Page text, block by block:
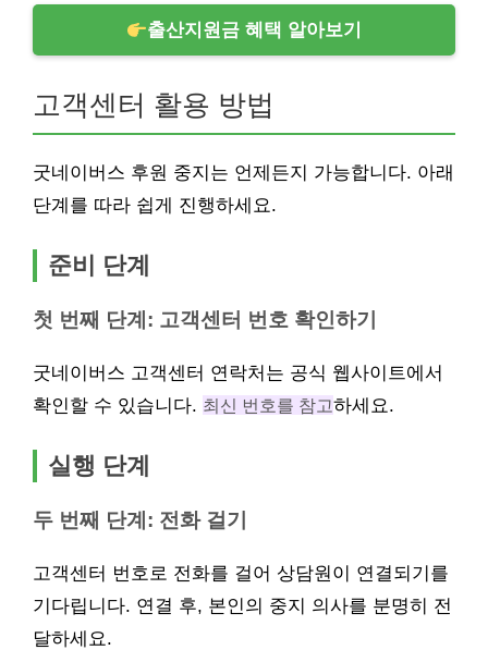
출산지원금 혜택 알아보기
고객센터 활용 방법
굿네이버스 후원 중지는 언제든지 가능합니다. 아래
단계를 따라 쉽게 진행하세요.
준비 단계
첫 번째 단계: 고객센터 번호 확인하기
굿네이버스 고객센터 연락처는 공식 웹사이트에서
확인할 수 있습니다. 최신 번호를 참고하세요.
실행 단계
두 번째 단계: 전화 걸기
고객센터 번호로 전화를 걸어 상담원이 연결되기를
기다립니다. 연결 후, 본인의 중지 의사를 분명히 전
달하세요.